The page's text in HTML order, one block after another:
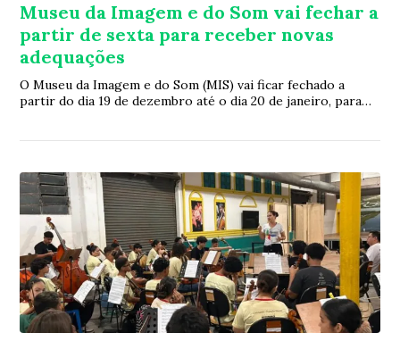
Museu da Imagem e do Som vai fechar a
partir de sexta para receber novas
adequações
O Museu da Imagem e do Som (MIS) vai ficar fechado a
partir do dia 19 de dezembro até o dia 20 de janeiro, para